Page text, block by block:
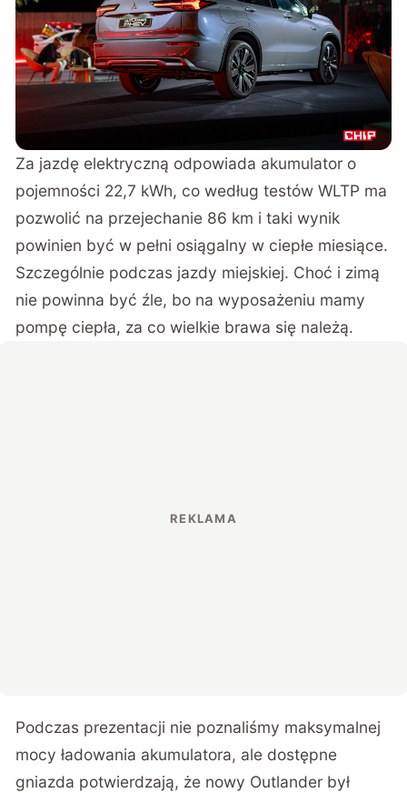
Za jazdę elektryczną odpowiada akumulator o
pojemności 22,7 kWh, co według testów WLTP ma
pozwolić na przejechanie 86 km i taki wynik
powinien być w pełni osiągalny w ciepłe miesiące.
Szczególnie podczas jazdy miejskiej. Choć i zimą
nie powinna być źle, bo na wyposażeniu mamy
pompę ciepła, za co wielkie brawa się należą.
Podczas prezentacji nie poznaliśmy maksymalnej
mocy ładowania akumulatora, ale dostępne
gniazda potwierdzają, że nowy Outlander był